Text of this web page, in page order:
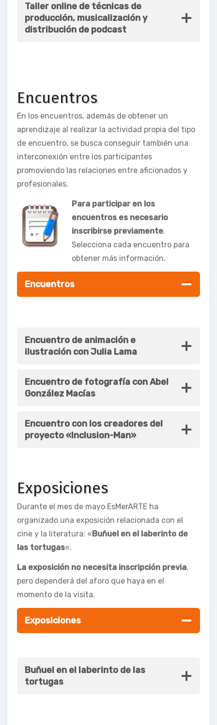
Taller online de técnicas de
producción, musicalización y
distribución de podcast
Encuentros
En los encuentros, además de obtener un
aprendizaje al realizar la actividad propia del tipo
de encuentro, se busca conseguir también una
interconexión entre los participantes
promoviendo las relaciones entre aficionados y
profesionales.
Para participar en los
encuentros es necesario
inscribirse previamente.
Selecciona cada encuentro para
obtener más información.
Encuentros
Encuentro de animación e
ilustración con Julia Lama
Encuentro de fotografía con Abel
González Macías
Encuentro con los creadores del
proyecto «Inclusion-Man»
Exposiciones
Durante el mes de mayo EsMerARTE ha
organizado una exposición relacionada con el
cine y la literatura: «Buñuel en el laberinto de
las tortugas«.
La exposición no necesita inscripción previa,
pero dependerá del aforo que haya en el
momento de la visita.
Exposiciones
Buñuel en el laberinto de las
tortugas